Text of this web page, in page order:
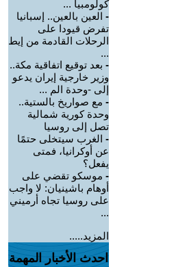
كولومبيا ...
- العين بالعين.. إسبانيا
تفرض قيودا على
الرحلات القادمة من إيط
...
- بعد توقيع اتفاقية مكة..
وزير خارجية إيران يدعو
إلى -وحدة الم ...
- مع صواريخ بالستية..
وحدة كورية شمالية
تصل إلى روسيا
- الغرب سيتخلى حتمًا
عن أوكرانيا، فمتى
يفعل؟
- موسكو تقضي على
أوهام باشينيان: لا واجب
على روسيا تجاه أرميني
...
المزيد.....
احدث الأخبار المهمة